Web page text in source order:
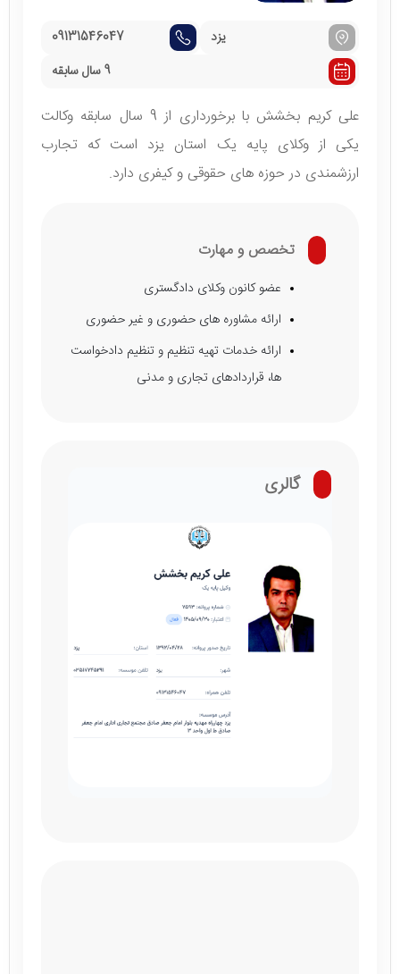
یزد
09131546047
9 سال سابقه
علی کریم بخشش با برخورداری از 9 سال سابقه وکالت
یکی از وکلای پایه یک استان یزد است که تجارب
ارزشمندی در حوزه های حقوقی و کیفری دارد.
تخصص و مهارت
عضو کانون وکلای دادگستری
ارائه مشاوره های حضوری و غیر حضوری
ارائه خدمات تهیه تنظیم و تنظیم دادخواست
ها، قراردادهای تجاری و مدنی
گالری